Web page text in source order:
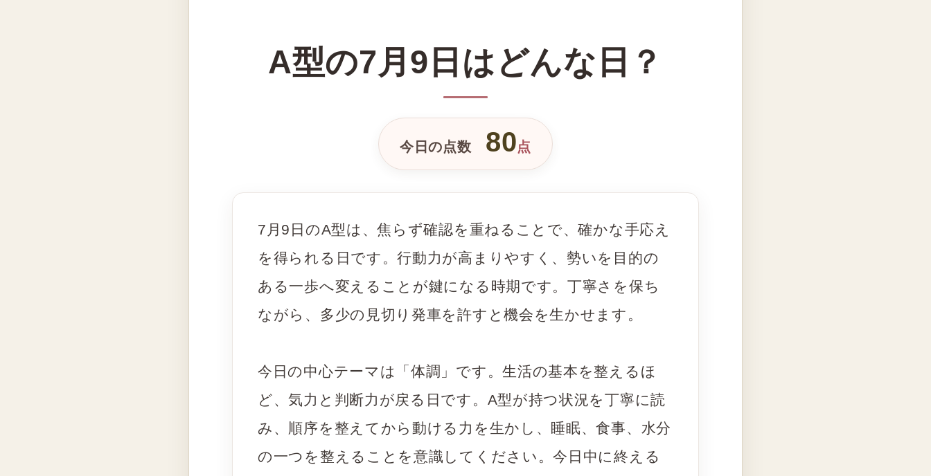
A型の7月9日はどんな日？
今日の点数 80点
7月9日のA型は、焦らず確認を重ねることで、確かな手応え
を得られる日です。行動力が高まりやすく、勢いを目的の
ある一歩へ変えることが鍵になる時期です。丁寧さを保ち
ながら、多少の見切り発車を許すと機会を生かせます。
今日の中心テーマは「体調」です。生活の基本を整えるほ
ど、気力と判断力が戻る日です。A型が持つ状況を丁寧に読
み、順序を整えてから動ける力を生かし、睡眠、食事、水分
の一つを整えることを意識してください。今日中に終える